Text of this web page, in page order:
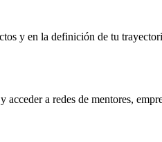
y en la definición de tu
a redes de mentores,